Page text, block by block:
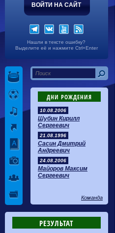
ВОЙТИ НА САЙТ
Нашли в тексте ошибку?
Выделите её и нажмите Ctrl+Enter
ДНИ РОЖДЕНИЯ
10.08.2006
Шубин Кирилл
Сергеевич
21.08.1996
Сасин Дмитрий
Андреевич
24.08.2006
Майоров Максим
Сергеевич
Команда
РЕЗУЛЬТАТ